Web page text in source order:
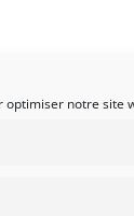
optimiser notre site